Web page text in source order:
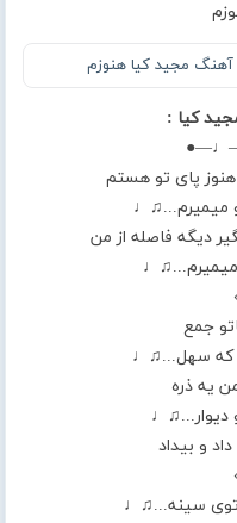
آهنگ مجید کیا هنوزم
کیا :
پای تو هستم
میمیرم...♫♩
دیگه فاصله از من
جمع
که سهل...♫♩
یه ذره
دیوار...♫♩
و بیداد
توی سینه...♫♩